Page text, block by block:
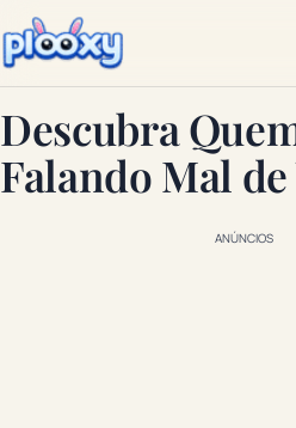
Descubra
Falando Mal de
ANÚNCIOS